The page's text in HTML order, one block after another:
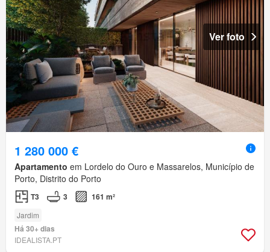
Ver foto
1 280 000 €
Apartamento em Lordelo do Ouro e Massarelos, Município de
Porto, Distrito do Porto
T3 3 161 m²
Jardim
Há 30+ dias
IDEALISTA.PT